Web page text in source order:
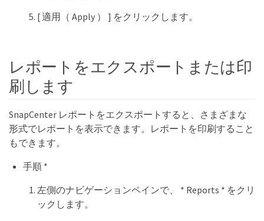
[ 適用（ Apply ） ] をクリックします。
レポートをエクスポートまたは印
刷します
SnapCenter レポートをエクスポートすると、さまざまな
形式でレポートを表示できます。レポートを印刷すること
もできます。
手順 *
左側のナビゲーションペインで、 * Reports * をクリ
ックします。